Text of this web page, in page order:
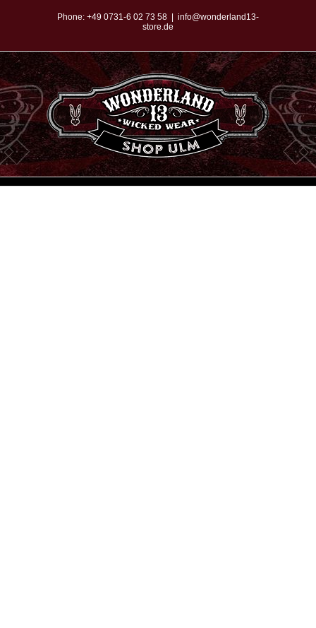
springen
Phone: +49 0731-6 02 73 58
info@wonderland13-
store.de